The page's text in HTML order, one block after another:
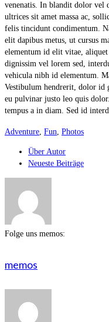
venenatis. In blandit dolor vel
ultrices sit amet massa ac,
felis tincidunt condimentum.
elit dapibus metus, ut cursus
elementum id elit vitae, aliquet
dignissim vel lorem sed,
vehicula nibh id elementum.
Vestibulum hendrerit, dolor id
eu pulvinar justo leo quis
tempus a in diam. Sed id
Adventure, Fun, Photos
Über Autor
Neueste Beiträge
Folge uns memos:
memos